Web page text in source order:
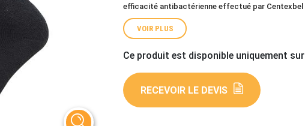
efficacité antibactérienne effectué par Centexbel
VOIR PLUS
Ce produit est disponible uniquement
RECEVOIR LE DEVIS